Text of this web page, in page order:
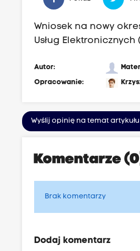
Wniosek na nowy
Usług Elektronicznych
Autor:
Opracowanie:
Wyślij opinię na temat artykułu
Komentarze
Brak komentarzy
Dodaj komentarz